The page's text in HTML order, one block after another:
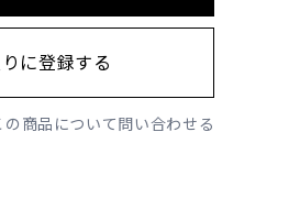
の商品について問い合わせる
に登録する